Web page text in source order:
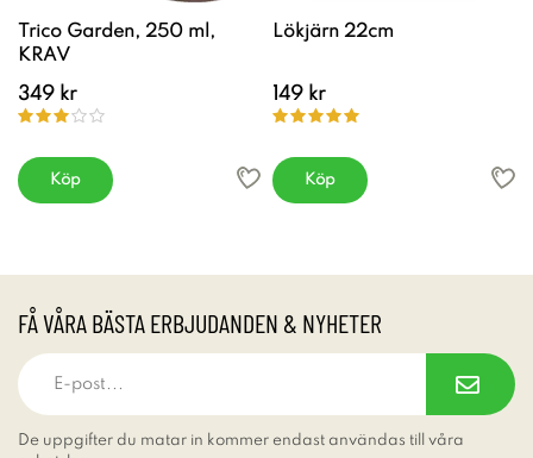
Trico Garden, 250 ml,
KRAV
349 kr
Köp
Lökjärn 22cm
149 kr
Köp
FÅ VÅRA BÄSTA ERBJUDANDEN & NYHETER
De uppgifter du matar in kommer endast användas till våra